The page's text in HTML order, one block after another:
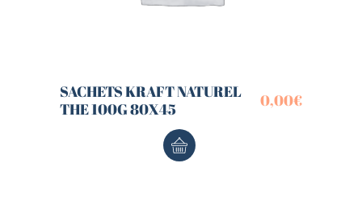
SACHETS KRAFT NATUREL
THE 100G 80X45
0,00€